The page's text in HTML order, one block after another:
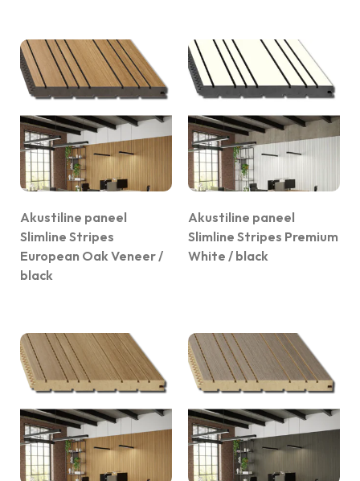
Akustiline paneel
Slimline Stripes
European Oak Veneer /
black
Akustiline paneel
Slimline Stripes Premium
White / black